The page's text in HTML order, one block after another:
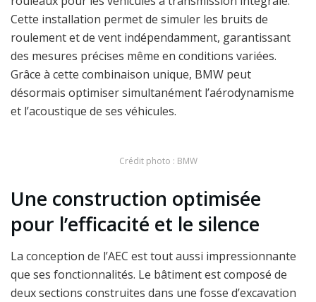
Cette installation permet de simuler les bruits de
roulement et de vent indépendamment, garantissant
des mesures précises même en conditions variées.
Grâce à cette combinaison unique, BMW peut
désormais optimiser simultanément l’aérodynamisme
et l’acoustique de ses véhicules.
Crédit photo : BMW
Une construction optimisée
pour l’efficacité et le silence
La conception de l’AEC est tout aussi impressionnante
que ses fonctionnalités. Le bâtiment est composé de
deux sections construites dans une fosse d’excavation